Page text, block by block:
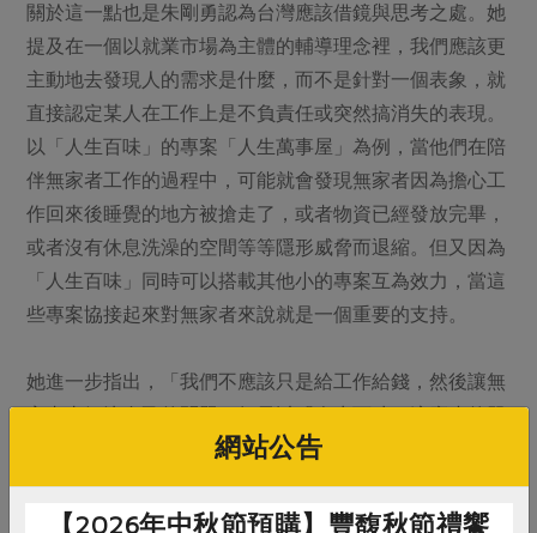
關於這一點也是朱剛勇認為台灣應該借鏡與思考之處。她
提及在一個以就業市場為主體的輔導理念裡，我們應該更
主動地去發現人的需求是什麼，而不是針對一個表象，就
直接認定某人在工作上是不負責任或突然搞消失的表現。
以「人生百味」的專案「人生萬事屋」為例，當他們在陪
伴無家者工作的過程中，可能就會發現無家者因為擔心工
作回來後睡覺的地方被搶走了，或者物資已經發放完畢，
或者沒有休息洗澡的空間等等隱形威脅而退縮。但又因為
「人生百味」同時可以搭載其他小的專案互為效力，當這
些專案協接起來對無家者來說就是一個重要的支持。
她進一步指出，「我們不應該只是給工作給錢，然後讓無
位，都能以小型的游擊方式串聯其他組織把墜落的人接
住，大企業來做這件事成本豈不更低，為何不做？」
網站公告
【2026年中秋節預購】豐馥秋節禮饗